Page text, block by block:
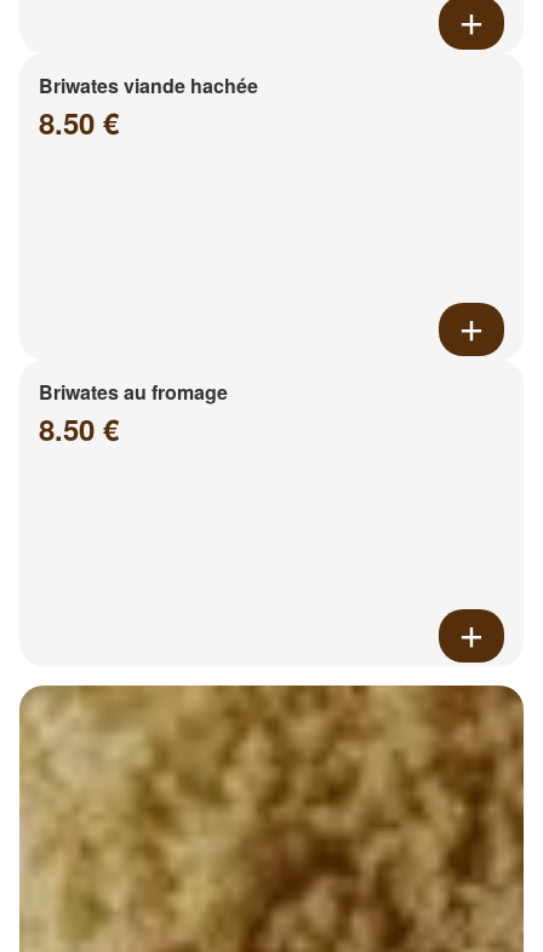
Briwates viande hachée
8.50 €
Briwates au fromage
8.50 €